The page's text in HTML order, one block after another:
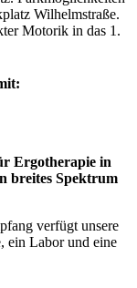
Wilhelmstraße.
Motorik in das 1.
Ergotherapie in
breites Spektrum
verfügt unsere
ein Labor und eine